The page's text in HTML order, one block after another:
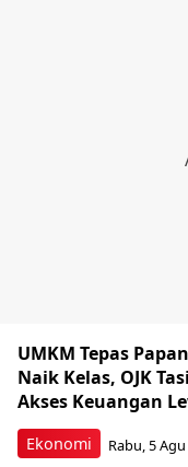
Ekonomi
UMKM Tepas
Naik Kelas, OJK
Akses Keuangan
Rabu, 5